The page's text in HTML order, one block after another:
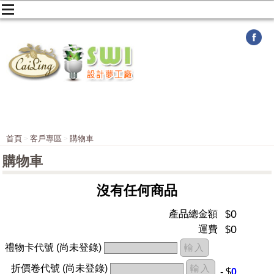
首頁 客戶專區 購物車
購物車
沒有任何商品
產品總金額 $0
運費 $0
禮物卡代號 (尚未登錄)
折價卷代號 (尚未登錄) - $0